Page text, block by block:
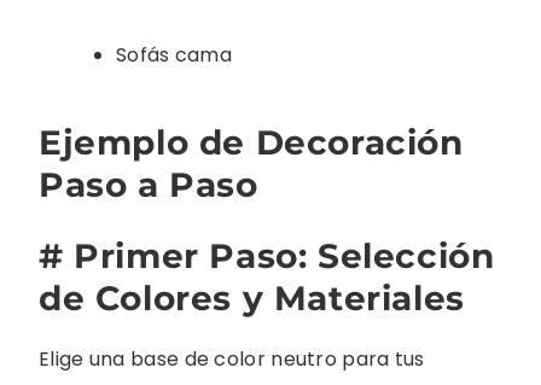
Sofás cama
Ejemplo de Decoración
Paso a Paso
# Primer Paso: Selección
de Colores y Materiales
Elige una base de color neutro para tus